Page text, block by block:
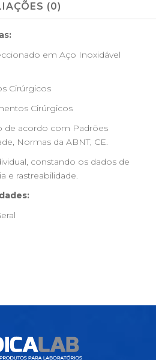
(0)
em Aço Inoxidável
Cirúrgicos
Cirúrgicos
de acordo com Padrões
Normas da ABNT, CE.
constando os dados de
e rastreabilidade.